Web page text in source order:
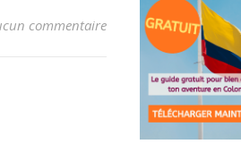
commentaire